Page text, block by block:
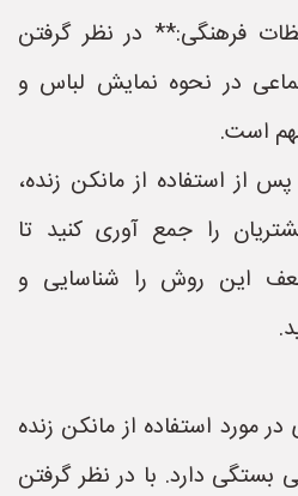
فرهنگی:** در نظر گرفتن
در نحوه نمایش لباس و
است.
از استفاده از مانکن زنده،
را جمع آوری کنید تا
این روش را شناسایی و
مورد استفاده از مانکن زنده
بستگی دارد. با در نظر گرفتن